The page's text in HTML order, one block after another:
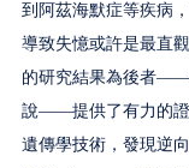
到阿茲海默症等疾病
導致失憶或許是最直
的研究結果為後者——
說——提供了有力的證
遺傳學技術，發現逆